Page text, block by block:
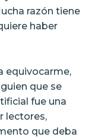
razón tiene
haber
equivocarme,
que se
fue una
lectores,
que deba